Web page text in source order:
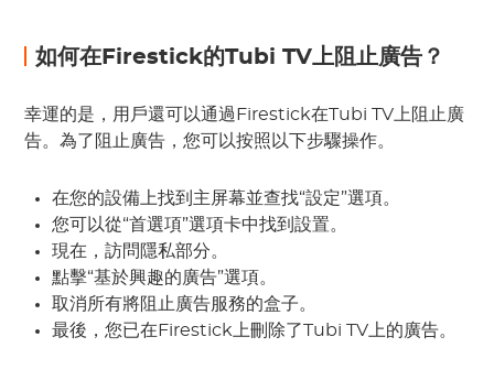
如何在Firestick的Tubi TV上阻止廣告？
幸運的是，用戶還可以通過Firestick在Tubi TV上阻止廣
告。為了阻止廣告，您可以按照以下步驟操作。
在您的設備上找到主屏幕並查找“設定”選項。
您可以從“首選項”選項卡中找到設置。
現在，訪問隱私部分。
點擊“基於興趣的廣告”選項。
取消所有將阻止廣告服務的盒子。
最後，您已在Firestick上刪除了Tubi TV上的廣告。